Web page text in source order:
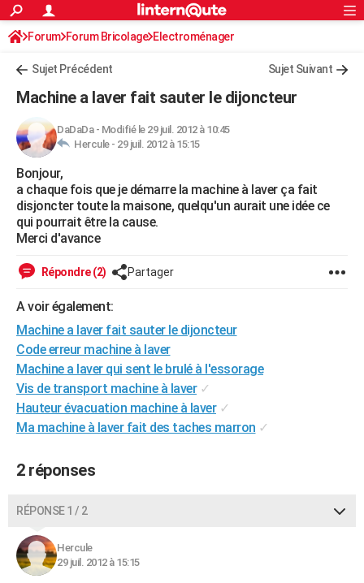
ACTUALITÉS
Politique
Société
Faits Divers
Education
Monde
Villes
+
Retraite
Impôts
Epargne
Immobilier
Risques naturels par ville
Banque
Assurance
Crédit
AUTO
Essais
Réserver un essai
Citadines
Berlines
SUV
Forum auto
+HIGH-TECH
Mobiles
Meilleur smartphone
Internet
Ordinateurs
Jeux vidéo
Guide high-tech
+BRICOLAGE
Forum
Aménagement intérieur
Extérieur
Cuisine
Salle de bains
Jardinage
Rangement
Guides de France
Escapades
Patrimoine
Expositions
Musées
Week-end nature
Art de vivre
Bien-être
Loisirs
Mode
Modes de vie
Alimentation
Guide de la santé
Maladies
Médicaments
Sommeil
VOYAGE
PHOTO
GUIDES D'ACHAT
CARTE DE VOEUX
Carte de Noël
Carte Bonne année
Carte Saint-Valentin
Carte Pâques
Carte d'anniversaire
DICTIONNAIRE
Dictionnaire
Biographies
Citations
Expressions
Proverbes
PROGRAMME TV
S'inscrire
Connexion
Forum Forum Bricolage Electroménager
Sujet Précédent Sujet Suivant
Machine a laver fait sauter le dijoncteur
DaDaDa- Modifié le 29 juil. 2012 à 10:45
Hercule - 29 juil. 2012 à 15:15
Bonjour,
a chaque fois que je démarre la machine à laver ça fait
disjoncter toute la maisone, quelqu'un aurait une idée ce
qui pourrait être la cause.
Merci d'avance
Répondre (2) Partager
A voir également:
Machine a laver fait sauter le dijoncteur
Code erreur machine à laver
Machine a laver qui sent le brulé à l'essorage
Vis de transport machine à laver ✓
Hauteur évacuation machine à laver ✓
Ma machine à laver fait des taches marron ✓
2 réponses
RÉPONSE 1 / 2
Hercule
29 juil. 2012 à 15:15